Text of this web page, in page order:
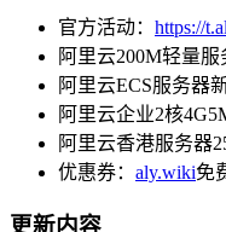
官方活动： https://
阿里云200M轻量
阿里云ECS服务器
阿里云企业2核
阿里云香港服务器
优惠券： aly.wiki免
更新内容